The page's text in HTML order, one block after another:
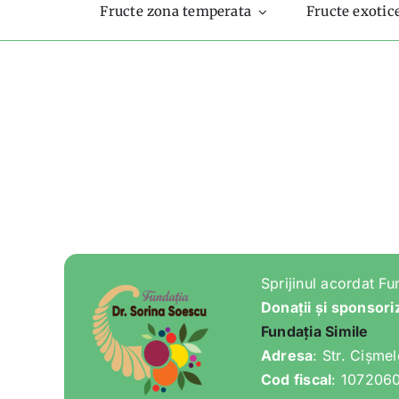
Fructe zona temperata Fructe
Sprijinul acordat
Donații și
Fundația Simile
Adresa: Str.
Cod fiscal: